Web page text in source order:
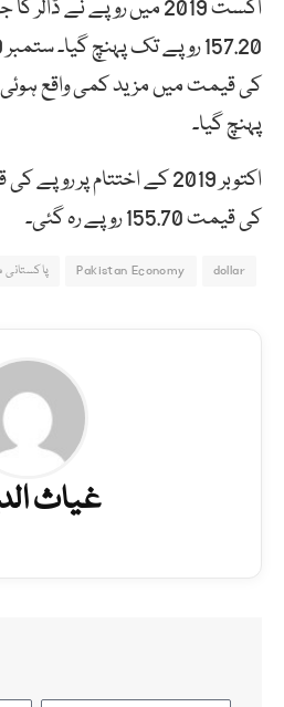
اگست 2019 میں روپے نے
پہنچ گیا۔
اکتوبر 2019 کے اختتام پر
کی قیمت 155.70 روپے رہ گئی۔
dollar
Pakistan Economy
غیاث